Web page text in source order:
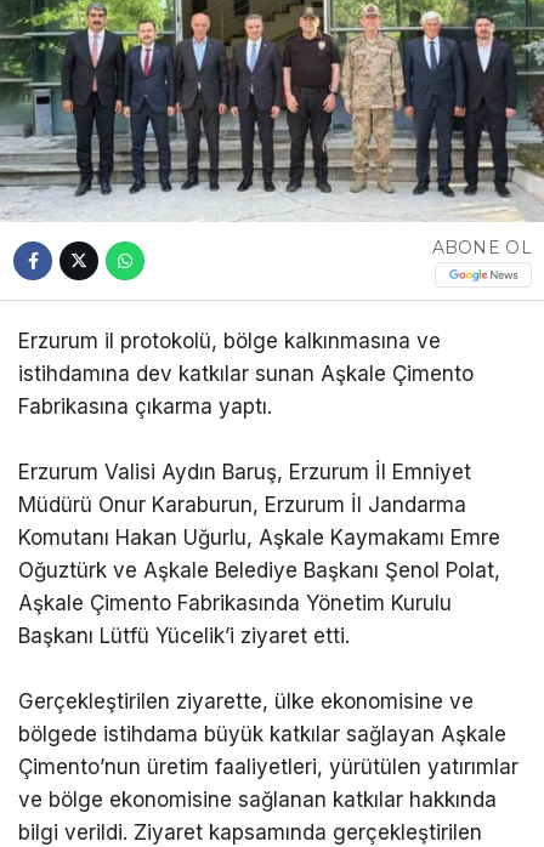
ABONE OL
Erzurum il protokolü, bölge kalkınmasına ve
istihdamına dev katkılar sunan Aşkale Çimento
Fabrikasına çıkarma yaptı.
Erzurum Valisi Aydın Baruş, Erzurum İl Emniyet
Müdürü Onur Karaburun, Erzurum İl Jandarma
Komutanı Hakan Uğurlu, Aşkale Kaymakamı Emre
Oğuztürk ve Aşkale Belediye Başkanı Şenol Polat,
Aşkale Çimento Fabrikasında Yönetim Kurulu
Başkanı Lütfü Yücelik’i ziyaret etti.
Gerçekleştirilen ziyarette, ülke ekonomisine ve
bölgede istihdama büyük katkılar sağlayan Aşkale
Çimento’nun üretim faaliyetleri, yürütülen yatırımlar
ve bölge ekonomisine sağlanan katkılar hakkında
bilgi verildi. Ziyaret kapsamında gerçekleştirilen